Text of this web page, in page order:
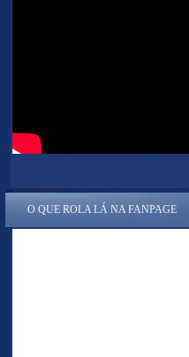
O QUE ROLA LÁ NA FANPAGE